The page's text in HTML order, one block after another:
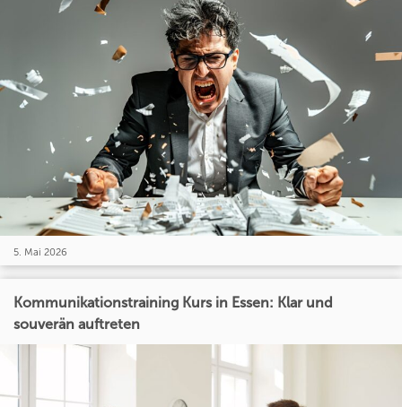
5. Mai 2026
Kommunikationstraining Kurs in Essen: Klar und
souverän auftreten